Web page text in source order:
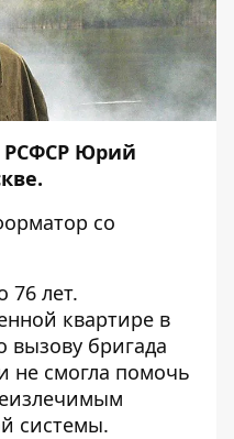
РСФСР Юрий
со
лет.
квартире в
бригада
не смогла помочь
системы.